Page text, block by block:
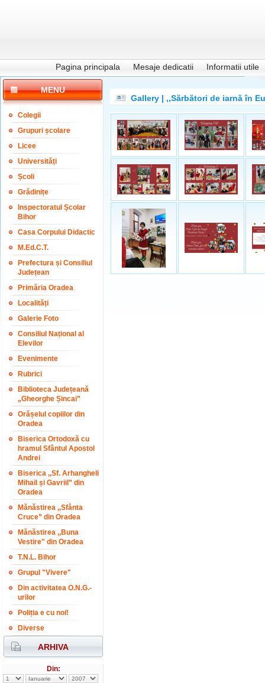
Pagina principala Mesaje dedicatii Informatii utile
MENU
Colegii
Grupuri școlare
Licee
Universități
Școli
Grădinițe
Inspectoratul Școlar
Bihor
Casa Corpului Didactic
M.Ed.C.T.
Prefectura și Consiliul
Județean
Primăria Oradea
Localități
Galerie Foto
Consiliul Național al
Elevilor
Evenimente
Rubrici
Biblioteca Județeană
„Gheorghe Șincai”
Orășelul copiilor din
Oradea
Biserica Ortodoxă cu
hramul Sfântul Apostol
Andrei
Biserica ,,Sf. Arhangheli
Mihail și Gavriil” din
Oradea
Mănăstirea ,,Sfânta
Cruce” din Oradea
Mănăstirea ,,Buna
Vestire" din Oradea
T.N.L. Bihor
Grupul "Vivere"
Din activitatea O.N.G.-
urilor
Poliția e cu noi!
Diverse
ARHIVA
Din:
Gallery | ,,Sărbători de iarnă în